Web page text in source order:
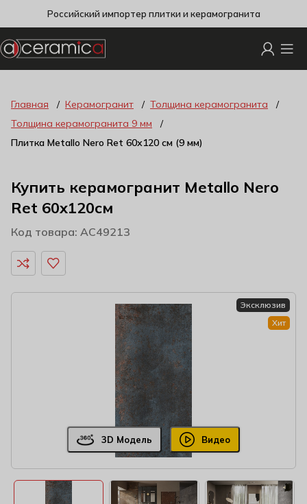
Российский импортер плитки и керамогранита
Главная Керамогранит
Толщина керамогранита
Толщина керамогранита 9 мм
Плитка Metallo Nero Ret 60х120 см (9 мм)
Купить керамогранит Metallo Nero
Ret 60x120см
Код товара: AC49213
3D Модель Видео
Эксклюзив
Хит